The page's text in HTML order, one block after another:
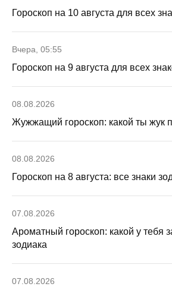
Гороскоп на 10 августа для всех
Вчера, 05:55
Гороскоп на 9 августа для всех
08.08.2026
Жужжащий гороскоп: какой ты жук
08.08.2026
Гороскоп на 8 августа: все знаки
07.08.2026
Ароматный гороскоп: какой у тебя
зодиака
07.08.2026